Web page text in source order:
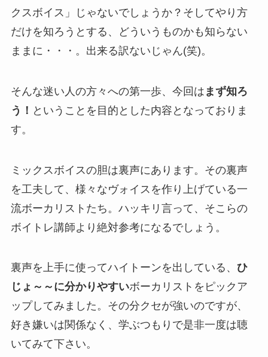
クスボイス」じゃないでしょうか？そしてやり方
だけを知ろうとする、どういうものかも知らない
ままに・・・。出来る訳ないじゃん(笑)。
そんな迷い人の方々への第一歩、今回は まず知ろ
う！ ということを目的とした内容となっておりま
す。
ミックスボイスの胆は裏声にあります。その裏声
を工夫して、様々なヴォイスを作り上げている一
流ボーカリストたち。ハッキリ言って、そこらの
ボイトレ講師より絶対参考になるでしょう。
裏声を上手に使ってハイトーンを出している、 ひ
じょ～～に分かりやすいボーカリストをピックア
ップしてみました。その分クセが強いのですが、
好き嫌いは関係なく、学ぶつもりで是非一度は聴
いてみて下さい。